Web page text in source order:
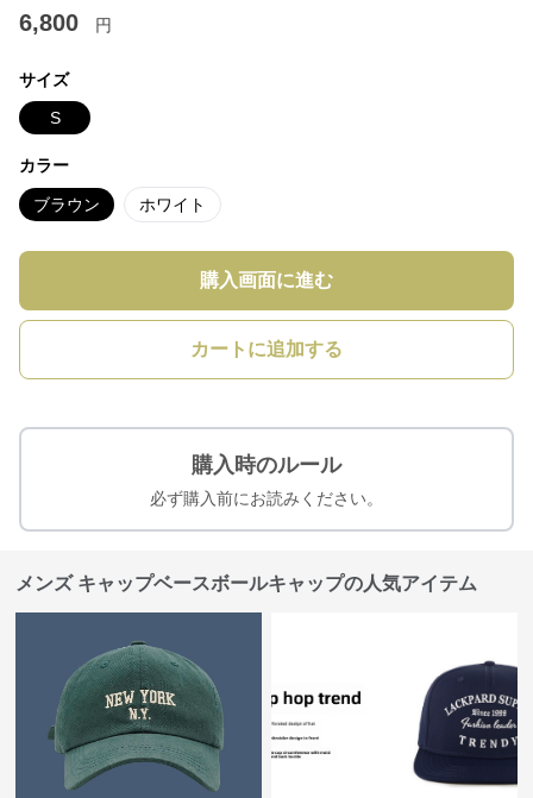
6,800 円
サイズ
S
カラー
ブラウン ホワイト
購入画面に進む
カートに追加する
購入時のルール
必ず購入前にお読みください。
メンズ キャップベースボールキャップの人気アイテム